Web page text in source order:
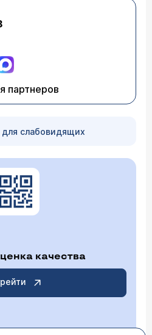
партнеров
для слабовидящих
качества